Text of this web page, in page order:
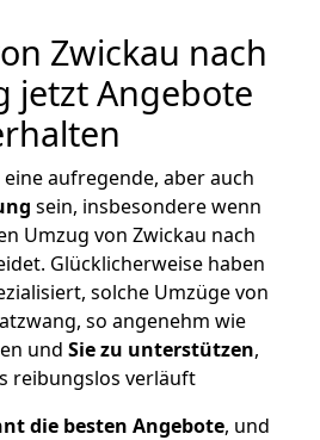
Zwickau nach
jetzt Angebote
aufregende, aber auch
sein, insbesondere wenn
Umzug von Zwickau nach
Glücklicherweise haben
solche Umzüge von
so angenehm wie
und Sie zu unterstützen,
reibungslos verläuft
die besten Angebote, und